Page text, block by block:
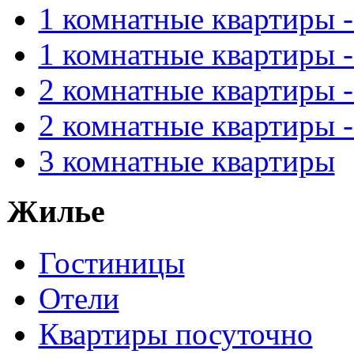
1 комнатные квартиры
1 комнатные квартиры
2 комнатные квартиры
2 комнатные квартиры
3 комнатные квартиры
Жилье
Гостиницы
Отели
Квартиры посуточно